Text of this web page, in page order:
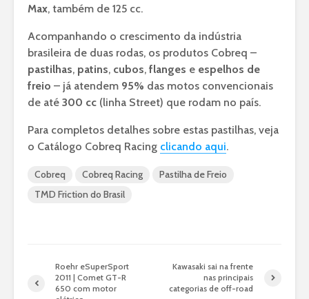
Max, também de 125 cc.
Acompanhando o crescimento da indústria
brasileira de duas rodas, os produtos Cobreq –
pastilhas, patins, cubos, flanges e espelhos de
freio – já atendem 95% das motos convencionais
de até 300 cc (linha Street) que rodam no país.
Para completos detalhes sobre estas pastilhas, veja
o Catálogo Cobreq Racing clicando aqui.
Cobreq Cobreq Racing
Pastilha de Freio
TMD Friction do Brasil
Roehr eSuperSport
2011 | Comet GT-R
650 com motor
Kawasaki sai na frente
nas principais
categorias de off-road